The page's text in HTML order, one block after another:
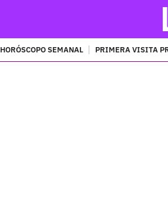
HORÓSCOPO SEMANAL PRIMERA VISITA